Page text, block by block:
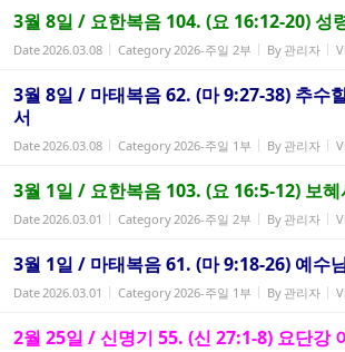
3월 8일 / 요한복음 104. (요 16:12-20) 성
Date2026.03.08 Category2026-주일 2부 By 관리자
3월 8일 / 마태복음 62. (마 9:27-38) 추수
서
Date2026.03.08 Category2026-주일 1부 By 관리자
3월 1일 / 요한복음 103. (요 16:5-12) 보
Date2026.03.01 Category2026-주일 2부 By 관리자
3월 1일 / 마태복음 61. (마 9:18-26) 예수
Date2026.03.01 Category2026-주일 1부 By 관리자
2월 25일 / 신명기 55. (신 27:1-8) 요단강